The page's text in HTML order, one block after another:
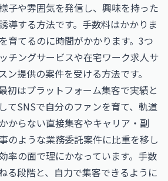
子や雰囲気を発信し、興味を持った
導する方法です。手数料はかかりま
育てるのに時間がかかります。3つ
チングサービスや在宅ワーク求人サ
ン提供の案件を受ける方法です。
初はプラットフォーム集客で実績と
てSNSで自分のファンを育て、軌道
からない直接集客やキャリア・副
のような業務委託案件に比重を移し
率の面で理にかなっています。手数
る段階と、自力で集客できるように